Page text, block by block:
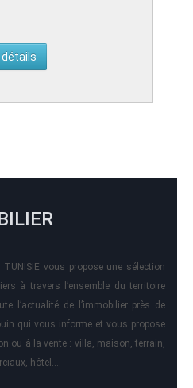
vous propose une sélection
à travers l’ensemble du territoire
l’actualité de l’immobilier près de
qui vous informe et vous propose
ou à la vente : villa, maison, terrain,
hôtel….